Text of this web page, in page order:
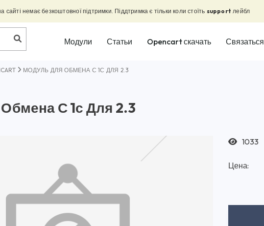
немає безкоштовної підтримки. Піддтримка є тільки коли стоїть support лейбл
Модули Статьи Opencart скачать Связаться
МОДУЛЬ ДЛЯ ОБМЕНА С 1С ДЛЯ 2.3
С 1с Для 2.3
1033
Цена: